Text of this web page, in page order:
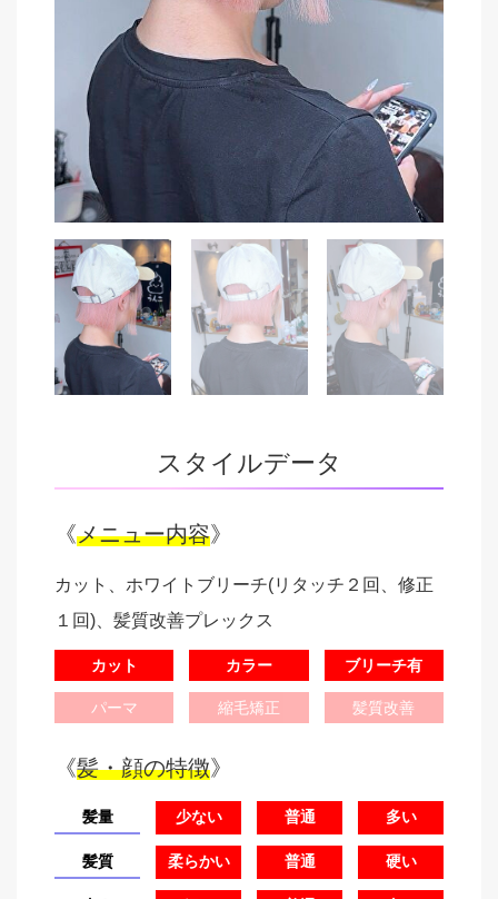
スタイルデータ
《メニュー内容》
カット、ホワイトブリーチ(リタッチ２回、修正
１回)、髪質改善プレックス
カット カラー ブリーチ有
パーマ 縮毛矯正 髪質改善
《髪・顔の特徴》
髪量 少ない 普通 多い
髪質 柔らかい 普通 硬い